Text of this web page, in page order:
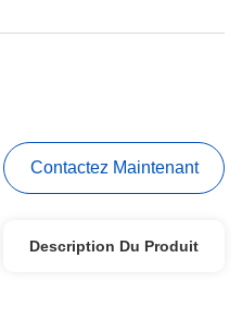
Contactez Maintenant
Description Du Produit